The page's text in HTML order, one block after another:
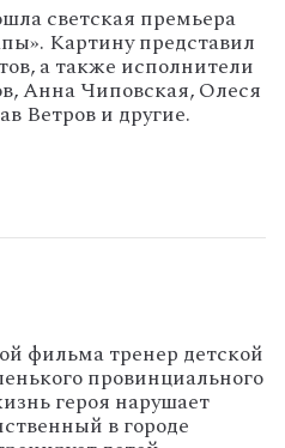
светская премьера
Картину представил
а также исполнители
Анна Чиповская, Олеся
Ветров и другие.
фильма тренер детской
провинциального
героя нарушает
в городе